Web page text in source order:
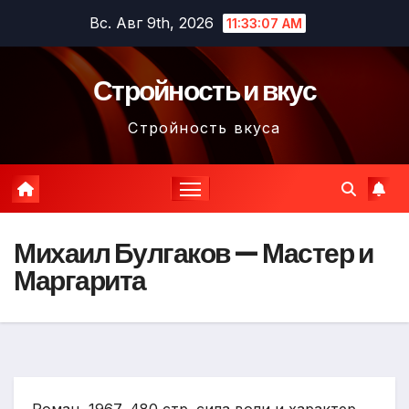
содержимому
Вс. Авг 9th, 2026 11:33:08 AM
Стройность и вкус
Стройность вкуса
Михаил Булгаков — Мастер и
Маргарита